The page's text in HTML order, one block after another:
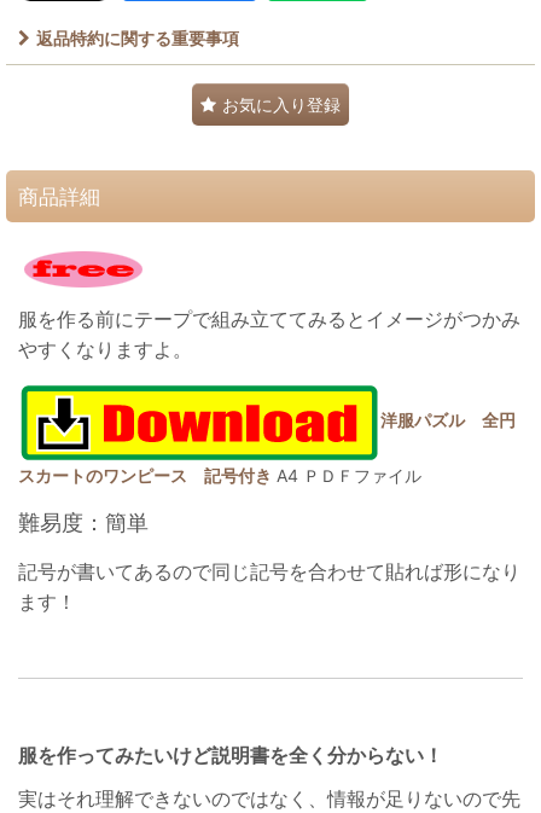
返品特約に関する重要事項
お気に入り登録
商品詳細
服を作る前にテープで組み立ててみるとイメージがつかみ
やすくなりますよ。
洋服パズル 全円
スカートのワンピース 記号付き A4 ＰＤＦファイル
難易度：簡単
記号が書いてあるので同じ記号を合わせて貼れば形になり
ます！
服を作ってみたいけど説明書を全く分からない！
実はそれ理解できないのではなく、情報が足りないので先